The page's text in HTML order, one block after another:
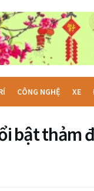
CÔNG NGHỆ XE
bật thảm